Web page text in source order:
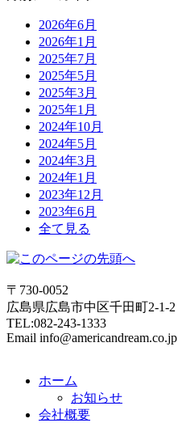
2026年6月
2026年1月
2025年7月
2025年5月
2025年3月
2025年1月
2024年10月
2024年5月
2024年3月
2024年1月
2023年12月
2023年6月
全て見る
〒730-0052
広島県広島市中区千田町2-1-2
TEL:082-243-1333
Email info@americandream.co.jp
ホーム
お知らせ
会社概要